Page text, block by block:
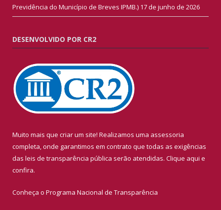
Previdência do Município de Breves IPMB.) 17 de junho de 2026
DESENVOLVIDO POR CR2
Muito mais que criar um site! Realizamos uma assessoria
completa, onde garantimos em contrato que todas as exigências
das leis de transparência pública serão atendidas. Clique aqui e
confira.
Conheça o Programa Nacional de Transparência